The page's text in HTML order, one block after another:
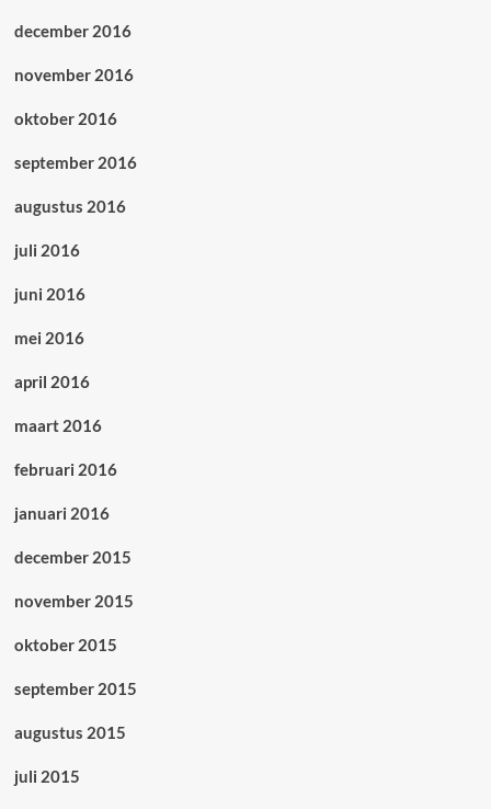
december 2016
november 2016
oktober 2016
september 2016
augustus 2016
juli 2016
juni 2016
mei 2016
april 2016
maart 2016
februari 2016
januari 2016
december 2015
november 2015
oktober 2015
september 2015
augustus 2015
juli 2015